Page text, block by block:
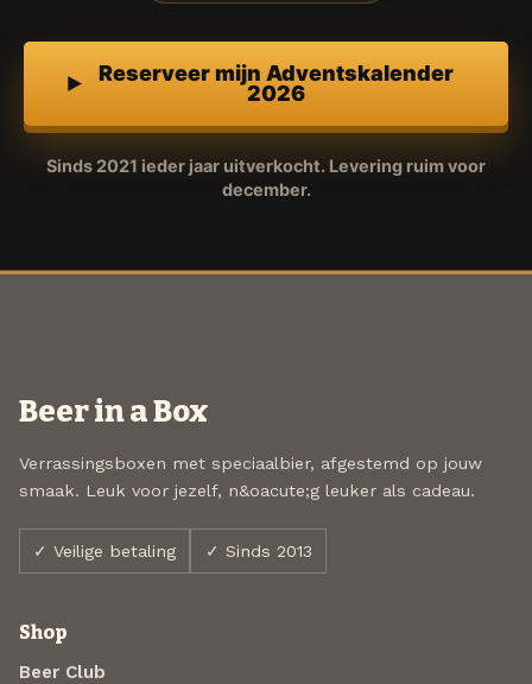
Reserveer mijn Adventskalender
2026
Sinds 2021 ieder jaar uitverkocht. Levering ruim voor
december.
Beer in a Box
Verrassingsboxen met speciaalbier, afgestemd op jouw
smaak. Leuk voor jezelf, n&oacute;g leuker als cadeau.
✓ Veilige betaling ✓ Sinds 2013
Shop
Beer Club